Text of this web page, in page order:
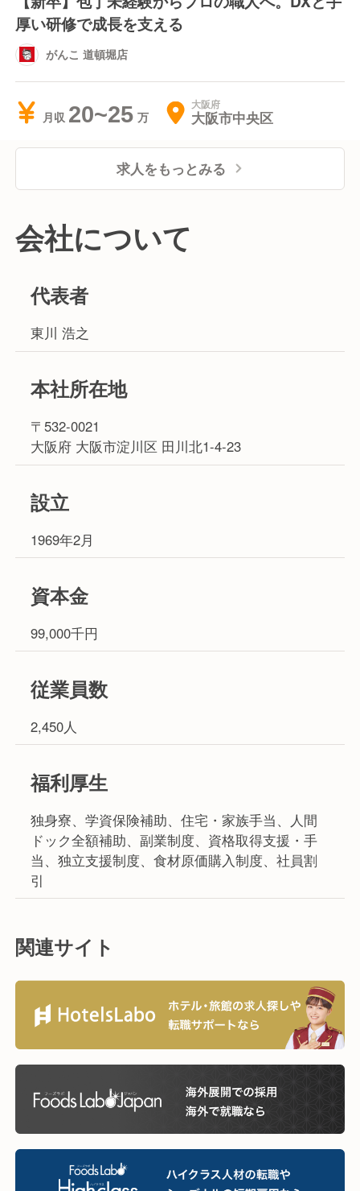
厚い研修で成長を支える
がんこ 道頓堀店
月収 20~25 大阪府
大阪市中央区
求人をもっとみる
会社について
代表者
東川 浩之
本社所在地
〒532-0021
大阪府 大阪市淀川区 田川北1-4-23
設立
1969年2月
資本金
99,000千円
従業員数
2,450人
福利厚生
独身寮、学資保険補助、住宅・家族手当、人間
ドック全額補助、副業制度、資格取得支援・手
当、独立支援制度、食材原価購入制度、社員割
引
関連サイト